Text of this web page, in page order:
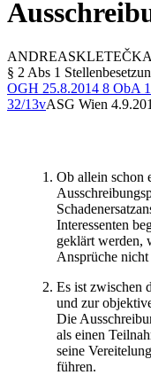
ANDREASKLETEČKA
§ 2 Abs 1
OGH 25.8.2014 8 ObA
32/13vASG Wien
Ob allein schon
Interessenten
geklärt werden,
Ansprüche nicht
Es ist zwischen
und zur
Die
als einen
seine
führen.